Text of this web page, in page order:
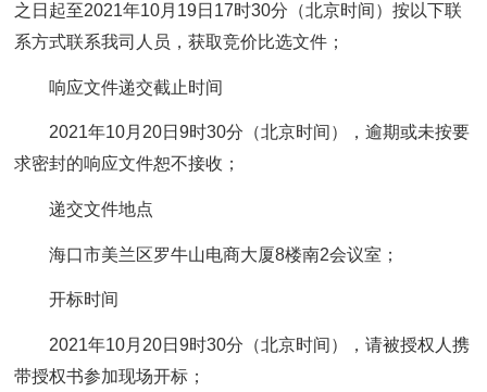
之日起至2021年10月19日17时30分（北京时间）按以下联
系方式联系我司人员，获取竞价比选文件；
响应文件递交截止时间
2021年10月20日9时30分（北京时间），逾期或未按要
求密封的响应文件恕不接收；
递交文件地点
海口市美兰区罗牛山电商大厦8楼南2会议室；
开标时间
2021年10月20日9时30分（北京时间），请被授权人携
带授权书参加现场开标；